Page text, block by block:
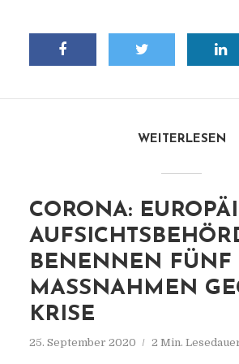
WEITERLESEN
CORONA:
BENENNEN FÜNF
MASSNAHMEN
RISE
25. September 2020 2 Min.